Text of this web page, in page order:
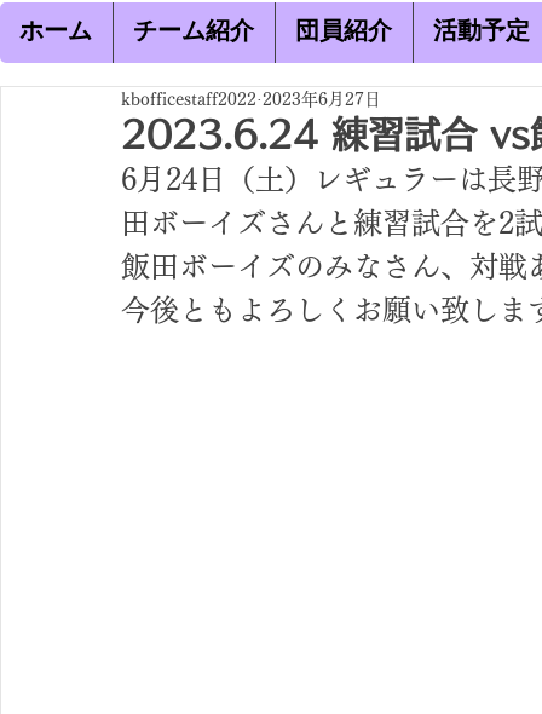
ホーム チーム紹介 団員紹介 活動予定
2023.6.24 練習試合 vs
kbofficestaff2022 2023年6月27日
6月24日（土）レギュラーは長
田ボーイズさんと練習試合を2
飯田ボーイズのみなさん、対戦
今後ともよろしくお願い致しま